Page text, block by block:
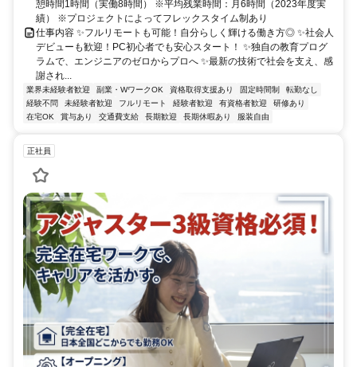
憩時間1時間（実働8時間） ※平均残業時間：月6時間（2023年度実
績） ※プロジェクトによってフレックスタイム制あり
仕事内容 ✨フルリモートも可能！自分らしく輝ける働き方◎ ✨社会人
デビューも歓迎！PC初心者でも安心スタート！ ✨独自の教育プログ
ラムで、エンジニアのゼロからプロへ ✨最新の技術で社会を支え、感
謝され...
業界未経験者歓迎 副業・WワークOK 資格取得支援あり 固定時間制
転勤なし
経験不問
未経験者歓迎 フルリモート 経験者歓迎 有資格者歓迎
研修あり
在宅OK
賞与あり 交通費支給 長期歓迎 長期休暇あり 服装自由
正社員